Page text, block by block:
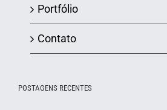
Portfólio
Contato
POSTAGENS RECENTES